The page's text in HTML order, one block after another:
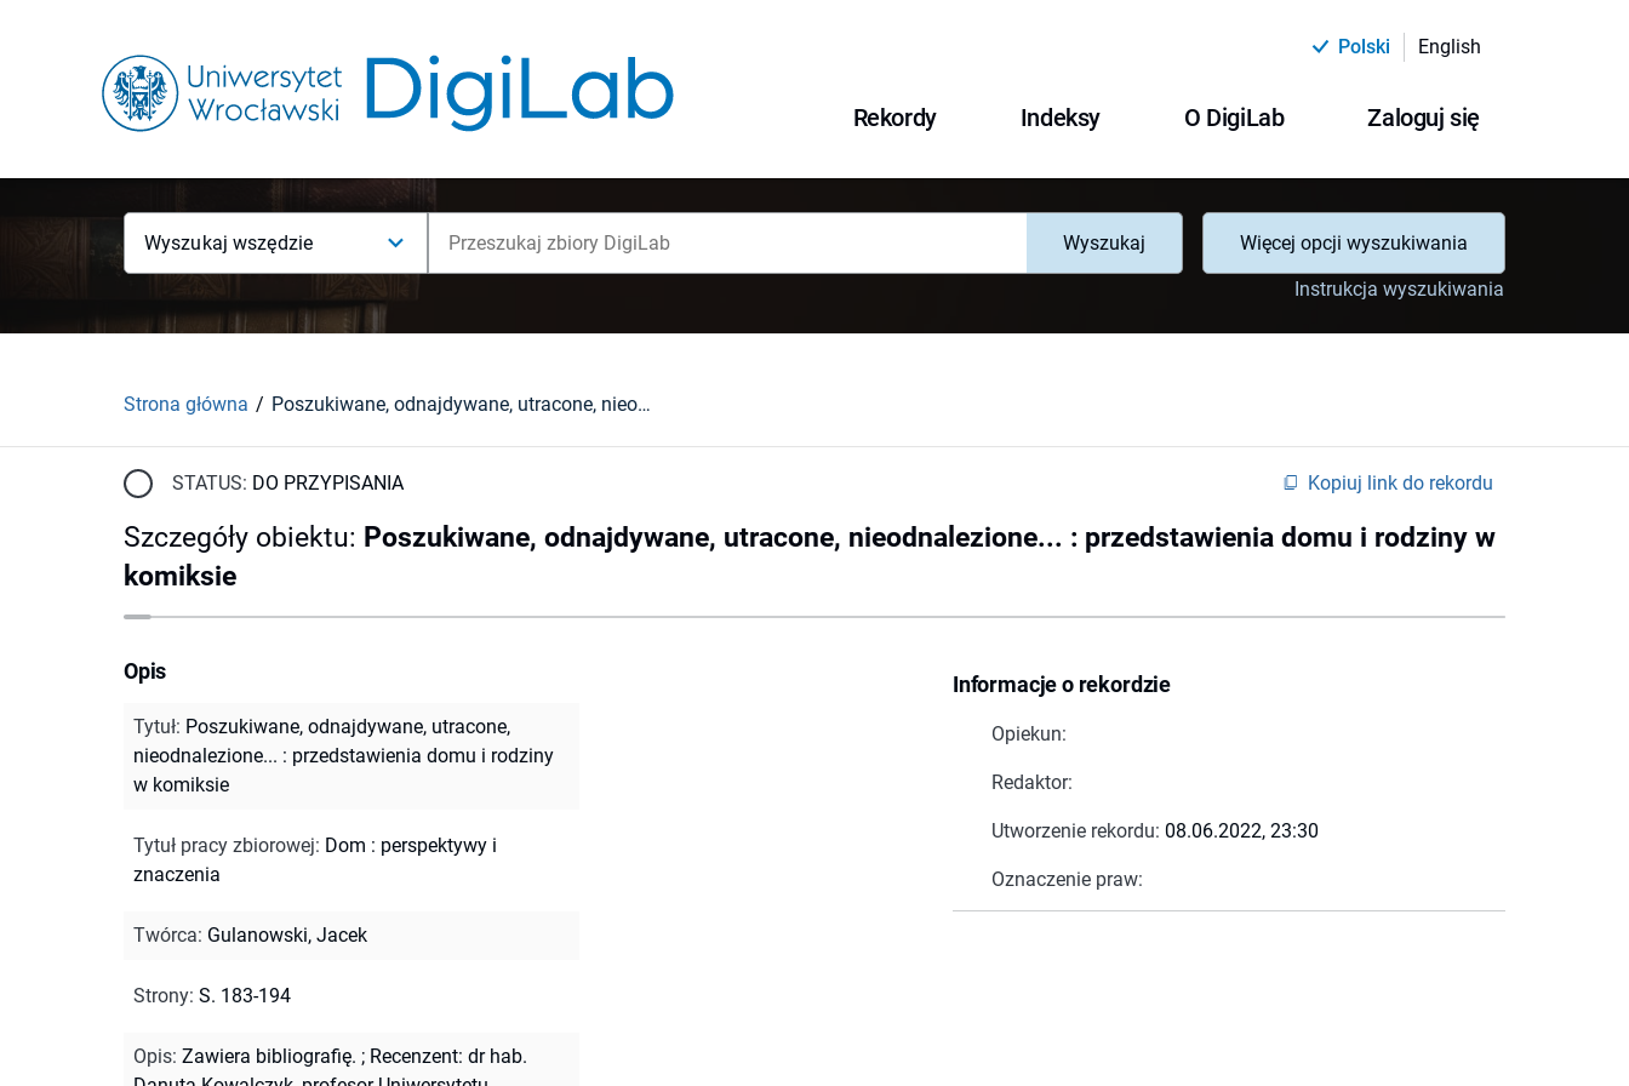
Polski English
Rekordy Indeksy O DigiLab Zaloguj się
Wyszukaj wszędzie Wyszukaj
Więcej opcji wyszukiwania
Instrukcja wyszukiwania
Strona główna Poszukiwane, odnajdywane, utracone, nieodnalezione... : przedstawienia domu i rodziny w komiksie
STATUS: DO PRZYPISANIA Kopiuj link do rekordu
Szczegóły obiektu: Poszukiwane, odnajdywane, utracone, nieodnalezione... : przedstawienia domu i rodziny w
komiksie
Informacje o rekordzie
Opiekun:
Redaktor:
Utworzenie rekordu: 08.06.2022, 23:30
Oznaczenie praw:
Opis
Tytuł: Poszukiwane, odnajdywane, utracone,
nieodnalezione... : przedstawienia domu i rodziny
w komiksie
Tytuł pracy zbiorowej: Dom : perspektywy i
znaczenia
Twórca: Gulanowski, Jacek
Strony: S. 183-194
Opis: Zawiera bibliografię. ; Recenzent: dr hab.